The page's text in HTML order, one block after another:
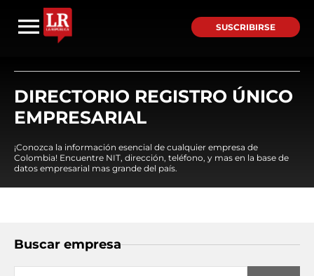
SUSCRIBIRSE
DIRECTORIO REGISTRO ÚNICO
EMPRESARIAL
¡Conozca la información esencial de cualquier empresa de
Colombia! Encuentre NIT, dirección, teléfono, y mas en la base de
datos empresarial mas grande del país.
Buscar empresa